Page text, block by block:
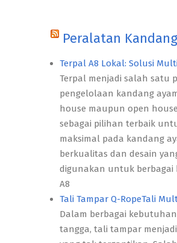
Peralatan Kandang
Terpal A8 Lokal: Solusi
Terpal menjadi salah satu
pengelolaan kandang
house maupun open
sebagai pilihan terbaik
maksimal pada kandang
berkualitas dan desain
digunakan untuk berbagai
A8
Tali Tampar Q-RopeTali
Dalam berbagai
tangga, tali tampar